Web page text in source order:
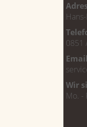
0851
Email
Wir
Mo. -